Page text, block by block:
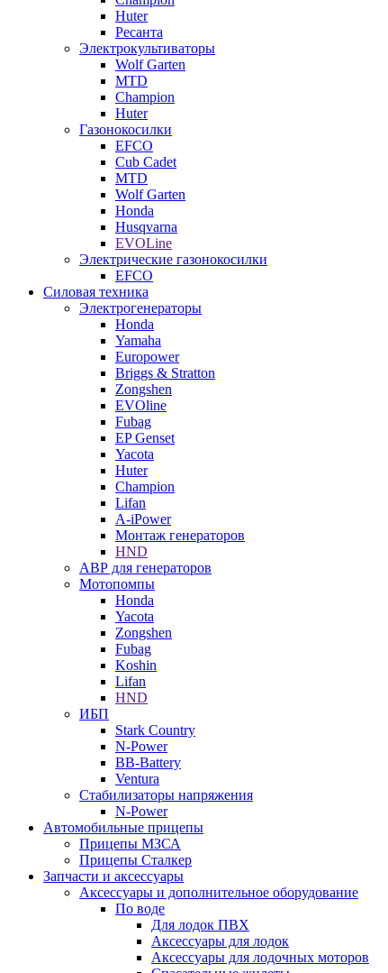
Huter
Ресанта
Электрокультиваторы
Wolf Garten
MTD
Champion
Huter
Газонокосилки
EFCO
Cub Cadet
MTD
Wolf Garten
Honda
Husqvarna
EVOLine
Электрические газонокосилки
EFCO
Силовая техника
Электрогенераторы
Honda
Yamaha
Europower
Briggs & Stratton
Zongshen
EVOline
Fubag
EP Genset
Yacota
Huter
Champion
Lifan
A-iPower
Монтаж генераторов
HND
АВР для генераторов
Мотопомпы
Honda
Yacota
Zongshen
Fubag
Koshin
Lifan
HND
ИБП
Stark Country
N-Power
BB-Battery
Ventura
Стабилизаторы напряжения
N-Power
Автомобильные прицепы
Прицепы МЗСА
Прицепы Сталкер
Запчасти и аксессуары
Аксессуары и дополнительное оборудование
По воде
Для лодок ПВХ
Аксессуары для лодок
Аксессуары для лодочных моторов